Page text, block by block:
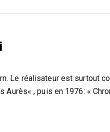
Le réalisateur est surtout
Aurès« , puis en 1976: «